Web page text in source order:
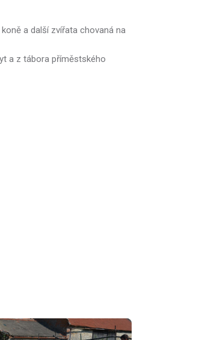
a další zvířata chovaná na
a z tábora příměstského